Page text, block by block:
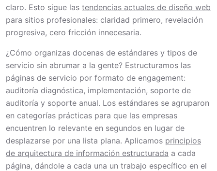
claro. Esto sigue las tendencias actuales de diseño web
para sitios profesionales: claridad primero, revelación
progresiva, cero fricción innecesaria.
¿Cómo organizas docenas de estándares y tipos de
servicio sin abrumar a la gente? Estructuramos las
páginas de servicio por formato de engagement:
auditoría diagnóstica, implementación, soporte de
auditoría y soporte anual. Los estándares se agruparon
en categorías prácticas para que las empresas
encuentren lo relevante en segundos en lugar de
desplazarse por una lista plana. Aplicamos principios
de arquitectura de información estructurada a cada
página, dándole a cada una un trabajo específico en el